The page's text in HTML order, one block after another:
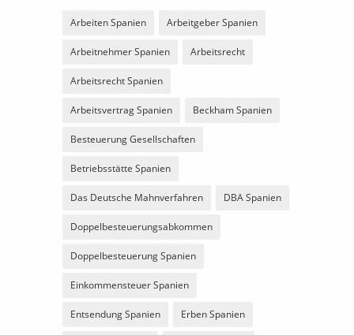
Arbeiten Spanien Arbeitgeber Spanien
Arbeitnehmer Spanien Arbeitsrecht
Arbeitsrecht Spanien
Arbeitsvertrag Spanien Beckham Spanien
Besteuerung Gesellschaften
Betriebsstätte Spanien
Das Deutsche Mahnverfahren DBA Spanien
Doppelbesteuerungsabkommen
Doppelbesteuerung Spanien
Einkommensteuer Spanien
Entsendung Spanien Erben Spanien